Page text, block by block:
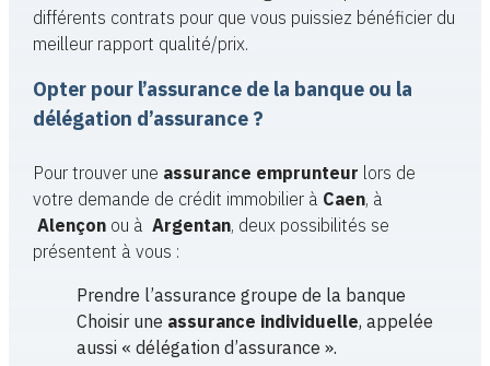
différents contrats pour que vous puissiez bénéficier du
meilleur rapport qualité/prix.
Opter pour l’assurance de la banque ou la
délégation d’assurance ?
Pour trouver une assurance emprunteur lors de
votre demande de crédit immobilier à Caen, à
Alençon ou à Argentan, deux possibilités se
présentent à vous :
Prendre l’assurance groupe de la banque
Choisir une assurance individuelle, appelée
aussi « délégation d’assurance ».